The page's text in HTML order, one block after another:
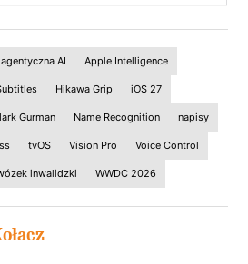
agentyczna AI Apple Intelligence
Hikawa Grip iOS 27
Gurman Name Recognition napisy
tvOS Vision Pro Voice Control
inwalidzki WWDC 2026